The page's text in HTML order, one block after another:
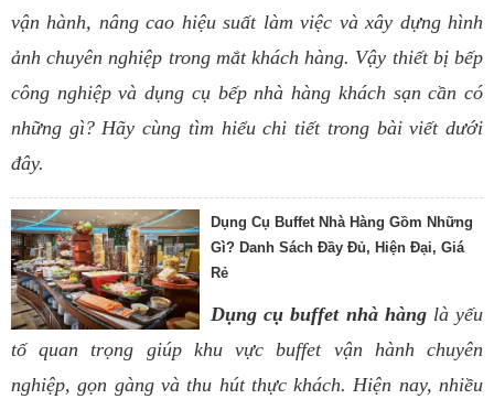
vận hành, nâng cao hiệu suất làm việc và xây dựng hình
ảnh chuyên nghiệp trong mắt khách hàng. Vậy thiết bị bếp
công nghiệp và dụng cụ bếp nhà hàng khách sạn cần có
những gì? Hãy cùng tìm hiểu chi tiết trong bài viết dưới
đây.
Dụng Cụ Buffet Nhà Hàng Gồm Những
Gì? Danh Sách Đầy Đủ, Hiện Đại, Giá
Rẻ
Dụng cụ buffet nhà hànglà yếu
tố quan trọng giúp khu vực buffet vận hành chuyên
nghiệp, gọn gàng và thu hút thực khách. Hiện nay, nhiều